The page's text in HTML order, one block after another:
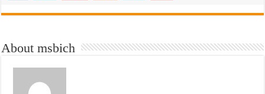
About msbich